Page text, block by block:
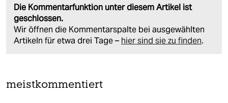
Die Kommentarfunktion unter diesem Artikel ist
geschlossen.
Wir öffnen die Kommentarspalte bei ausgewählten
Artikeln für etwa drei Tage – hier sind sie zu finden.
meistkommentiert